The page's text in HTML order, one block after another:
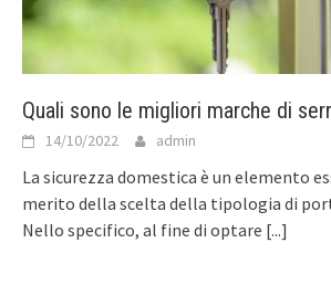
Quali sono le migliori marche di
14/10/2022 admin
La sicurezza domestica è un elemento
merito della scelta della tipologia di
Nello specifico, al fine di optare [...]